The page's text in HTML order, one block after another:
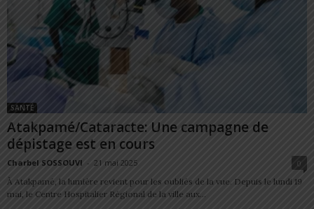
SANTÉ
Atakpamé/Cataracte: Une campagne de
dépistage est en cours
Charbel SOSSOUVI - 21 mai 2025
0
À Atakpamé, la lumière revient pour les oubliés de la vue. Depuis le lundi 19
mai, le Centre Hospitalier Régional de la ville aux...